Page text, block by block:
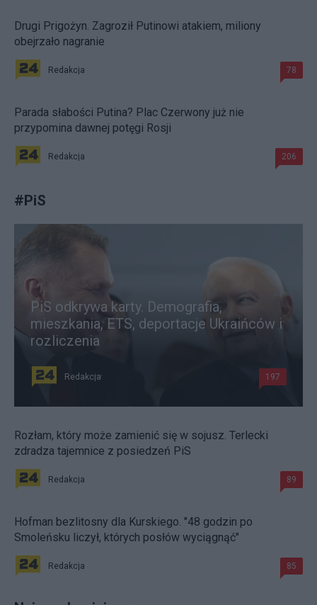
Drugi Prigożyn. Zagroził Putinowi atakiem, miliony
obejrzało nagranie
Redakcja 78
Parada słabości Putina? Plac Czerwony już nie
przypomina dawnej potęgi Rosji
Redakcja 206
#PiS
PiS odkrywa karty. Demografia,
mieszkania, ETS, deportacje Ukraińców i
rozliczenia
Redakcja 197
Rozłam, który może zamienić się w sojusz. Terlecki
zdradza tajemnice z posiedzeń PiS
Redakcja 89
Hofman bezlitosny dla Kurskiego. "48 godzin po
Smoleńsku liczył, których posłów wyciągnąć"
Redakcja 85